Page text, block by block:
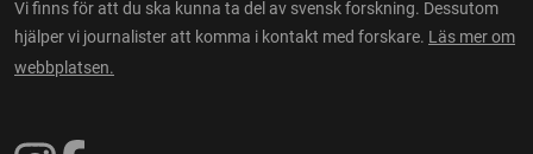
Vi finns för att du ska kunna ta del av svensk forskning. Dessutom
hjälper vi journalister att komma i kontakt med forskare. Läs mer om
webbplatsen.